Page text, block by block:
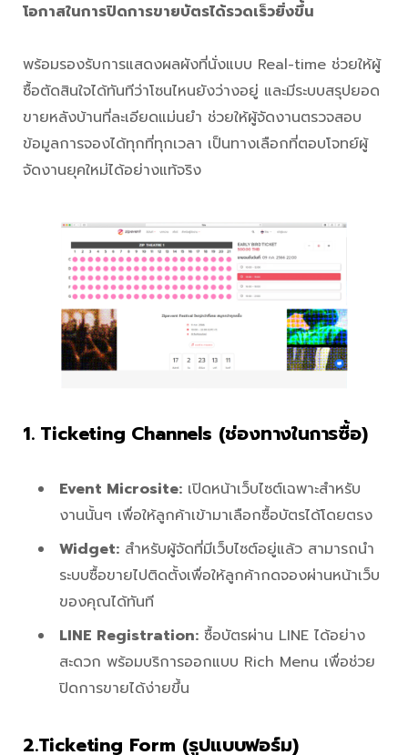
โอกาสในการปิดการขายบัตรได้รวดเร็วยิ่งขึ้น
พร้อมรองรับการแสดงผลผังที่นั่งแบบ Real-time ช่วยให้ผู้
ซื้อตัดสินใจได้ทันทีว่าโซนไหนยังว่างอยู่ และมีระบบสรุปยอด
ขายหลังบ้านที่ละเอียดแม่นยำ ช่วยให้ผู้จัดงานตรวจสอบ
ข้อมูลการจองได้ทุกที่ทุกเวลา เป็นทางเลือกที่ตอบโจทย์ผู้
จัดงานยุคใหม่ได้อย่างแท้จริง
1. Ticketing Channels (ช่องทางในการซื้อ)
Event Microsite: เปิดหน้าเว็บไซต์เฉพาะสำหรับ
งานนั้นๆ เพื่อให้ลูกค้าเข้ามาเลือกซื้อบัตรได้โดยตรง
Widget: สำหรับผู้จัดที่มีเว็บไซต์อยู่แล้ว สามารถนำ
ระบบซื้อขายไปติดตั้งเพื่อให้ลูกค้ากดจองผ่านหน้าเว็บ
ของคุณได้ทันที
LINE Registration: ซื้อบัตรผ่าน LINE ได้อย่าง
สะดวก พร้อมบริการออกแบบ Rich Menu เพื่อช่วย
ปิดการขายได้ง่ายขึ้น
2.Ticketing Form (รูปแบบฟอร์ม)